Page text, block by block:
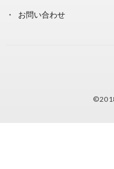
お問い合わせ